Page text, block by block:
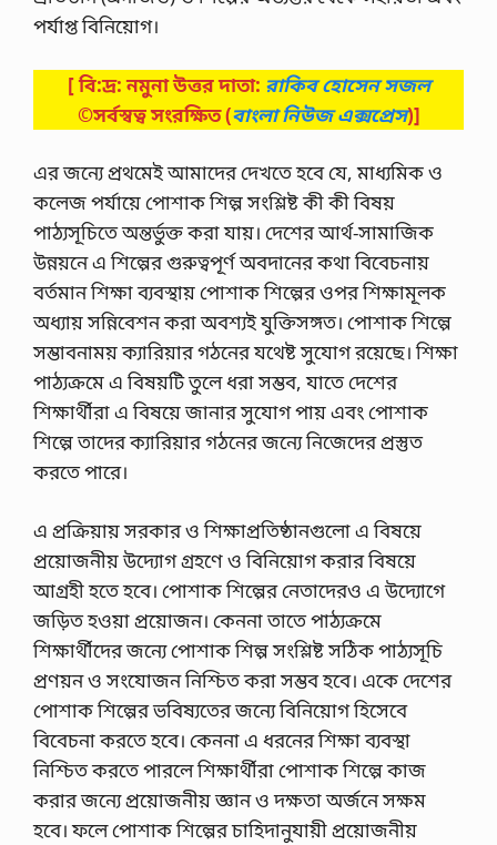
পর্যাপ্ত বিনিয়োগ।
[ বি:দ্র: নমুনা উত্তর দাতা: রাকিব হোসেন সজল
©সর্বস্বত্ব সংরক্ষিত(বাংলা নিউজ এক্সপ্রেস)]
এর জন্যে প্রথমেই আমাদের দেখতে হবে যে, মাধ্যমিক ও
কলেজ পর্যায়ে পোশাক শিল্প সংশ্লিষ্ট কী কী বিষয়
পাঠ্যসূচিতে অন্তর্ভুক্ত করা যায়। দেশের আর্থ-সামাজিক
উন্নয়নে এ শিল্পের গুরুত্বপূর্ণ অবদানের কথা বিবেচনায়
বর্তমান শিক্ষা ব্যবস্থায় পোশাক শিল্পের ওপর শিক্ষামূলক
অধ্যায় সন্নিবেশন করা অবশ্যই যুক্তিসঙ্গত। পোশাক শিল্পে
সম্ভাবনাময় ক্যারিয়ার গঠনের যথেষ্ট সুযোগ রয়েছে। শিক্ষা
পাঠ্যক্রমে এ বিষয়টি তুলে ধরা সম্ভব, যাতে দেশের
শিক্ষার্থীরা এ বিষয়ে জানার সুযোগ পায় এবং পোশাক
শিল্পে তাদের ক্যারিয়ার গঠনের জন্যে নিজেদের প্রস্তুত
করতে পারে।
এ প্রক্রিয়ায় সরকার ও শিক্ষাপ্রতিষ্ঠানগুলো এ বিষয়ে
প্রয়োজনীয় উদ্যোগ গ্রহণে ও বিনিয়োগ করার বিষয়ে
আগ্রহী হতে হবে। পোশাক শিল্পের নেতাদেরও এ উদ্যোগে
জড়িত হওয়া প্রয়োজন। কেননা তাতে পাঠ্যক্রমে
শিক্ষার্থীদের জন্যে পোশাক শিল্প সংশ্লিষ্ট সঠিক পাঠ্যসূচি
প্রণয়ন ও সংযোজন নিশ্চিত করা সম্ভব হবে। একে দেশের
পোশাক শিল্পের ভবিষ্যতের জন্যে বিনিয়োগ হিসেবে
বিবেচনা করতে হবে। কেননা এ ধরনের শিক্ষা ব্যবস্থা
নিশ্চিত করতে পারলে শিক্ষার্থীরা পোশাক শিল্পে কাজ
করার জন্যে প্রয়োজনীয় জ্ঞান ও দক্ষতা অর্জনে সক্ষম
হবে। ফলে পোশাক শিল্পের চাহিদানুযায়ী প্রয়োজনীয়